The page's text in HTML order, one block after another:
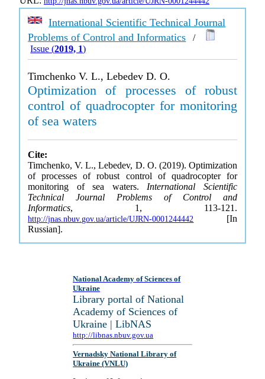
International Scientific Technical Journal
Problems of Control and Informatics /
Issue (2019, 1)
Timchenko V. L., Lebedev D. O.
Optimization of processes of robust
control of quadrocopter for monitoring
of sea waters
Cite:
Timchenko, V. L., Lebedev, D. O. (2019). Optimization
of processes of robust control of quadrocopter for
monitoring of sea waters. International Scientific
Technical Journal Problems of Control and
Informatics, 1, 113-121.
http://jnas.nbuv.gov.ua/article/UJRN-0001244442 [In
Russian].
National Academy of Sciences of
Ukraine
Library portal of National
Academy of Sciences of
Ukraine | LibNAS
http://libnas.nbuv.gov.ua
Vernadsky National Library of
Ukraine (VNLU)